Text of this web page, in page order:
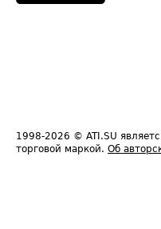
1998-2026 © ATI.SU
торговой маркой. Об